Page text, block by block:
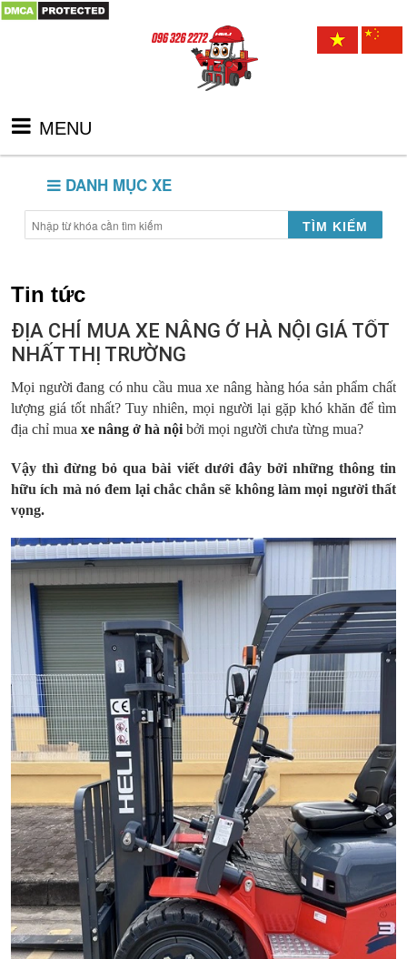
MENU
DANH MỤC XE
TÌM KIẾM
Tin tức
ĐỊA CHỈ MUA XE NÂNG Ở HÀ NỘI GIÁ TỐT
NHẤT THỊ TRƯỜNG
Mọi người đang có nhu cầu mua xe nâng hàng hóa sản phẩm chất
lượng giá tốt nhất? Tuy nhiên, mọi người lại gặp khó khăn để tìm
địa chỉ mua xe nâng ở hà nội bởi mọi người chưa từng mua?
Vậy thì đừng bỏ qua bài viết dưới đây bởi những thông tin
hữu ích mà nó đem lại chắc chắn sẽ không làm mọi người thất
vọng.